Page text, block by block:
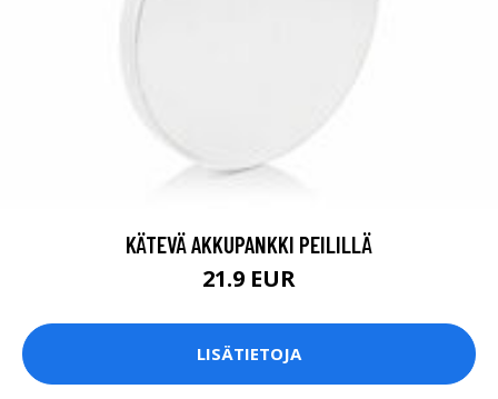
KÄTEVÄ AKKUPANKKI PEILILLÄ
21.9 EUR
LISÄTIETOJA